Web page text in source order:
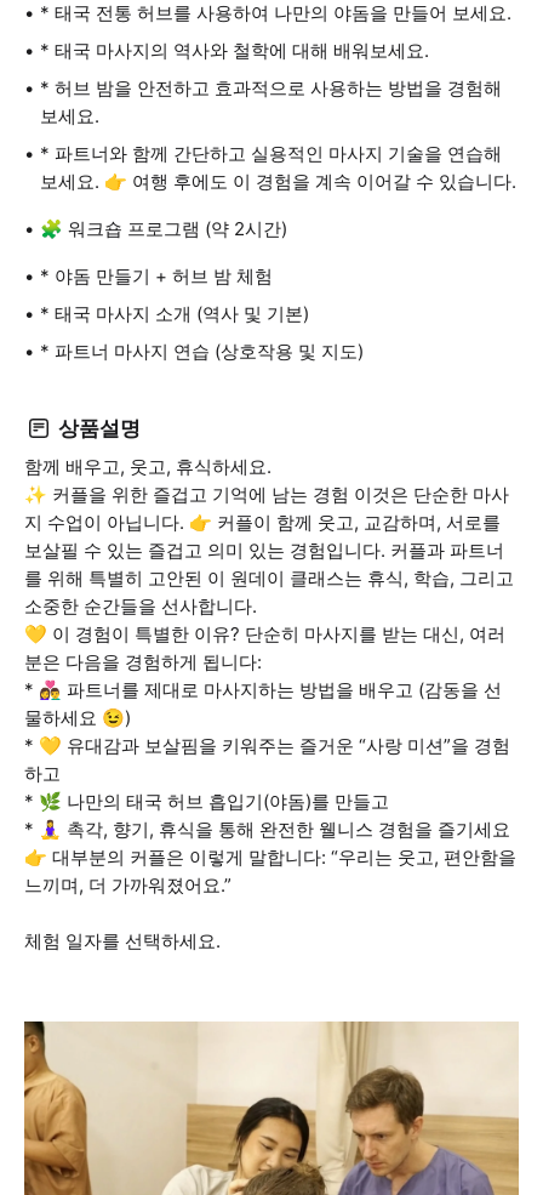
* 태국 전통 허브를 사용하여 나만의 야돔을 만들어 보세요.
* 태국 마사지의 역사와 철학에 대해 배워보세요.
* 허브 밤을 안전하고 효과적으로 사용하는 방법을 경험해
보세요.
* 파트너와 함께 간단하고 실용적인 마사지 기술을 연습해
보세요. 👉 여행 후에도 이 경험을 계속 이어갈 수 있습니다.
🧩 워크숍 프로그램 (약 2시간)
* 야돔 만들기 + 허브 밤 체험
* 태국 마사지 소개 (역사 및 기본)
* 파트너 마사지 연습 (상호작용 및 지도)
상품설명
함께 배우고, 웃고, 휴식하세요.
✨ 커플을 위한 즐겁고 기억에 남는 경험 이것은 단순한 마사
지 수업이 아닙니다. 👉 커플이 함께 웃고, 교감하며, 서로를
보살필 수 있는 즐겁고 의미 있는 경험입니다. 커플과 파트너
를 위해 특별히 고안된 이 원데이 클래스는 휴식, 학습, 그리고
소중한 순간들을 선사합니다.
💛 이 경험이 특별한 이유? 단순히 마사지를 받는 대신, 여러
분은 다음을 경험하게 됩니다:
* 👩‍❤️‍👨 파트너를 제대로 마사지하는 방법을 배우고 (감동을 선
물하세요 😉)
* 💛 유대감과 보살핌을 키워주는 즐거운 “사랑 미션”을 경험
하고
* 🌿 나만의 태국 허브 흡입기(야돔)를 만들고
* 🧘‍♀️ 촉각, 향기, 휴식을 통해 완전한 웰니스 경험을 즐기세요
👉 대부분의 커플은 이렇게 말합니다: “우리는 웃고, 편안함을
느끼며, 더 가까워졌어요.”
체험 일자를 선택하세요.